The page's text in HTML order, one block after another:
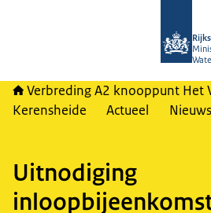
Verbreding A2 knooppunt Het
Kerensheide
Actueel
Uitnodiging